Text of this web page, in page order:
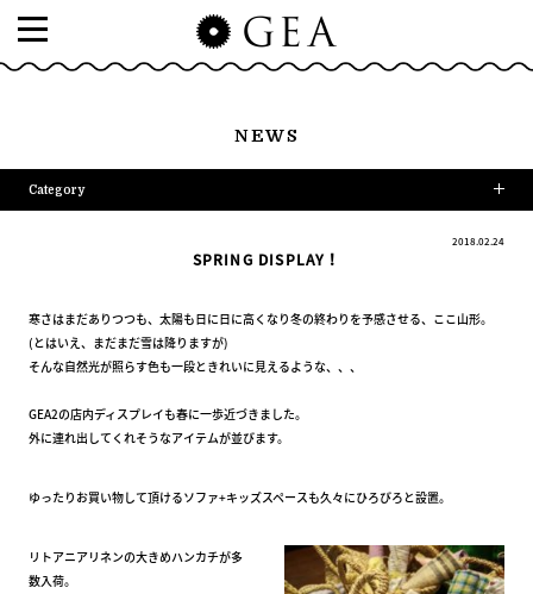
NEWS
Category
2018.02.24
SPRING DISPLAY！
寒さはまだありつつも、太陽も日に日に高くなり冬の終わりを予感させる、ここ山形。
(とはいえ、まだまだ雪は降りますが)
そんな自然光が照らす色も一段ときれいに見えるような、、、
GEA2の店内ディスプレイも春に一歩近づきました。
外に連れ出してくれそうなアイテムが並びます。
ゆったりお買い物して頂けるソファ+キッズスペースも久々にひろびろと設置。
リトアニアリネンの大きめハンカチが多
数入荷。